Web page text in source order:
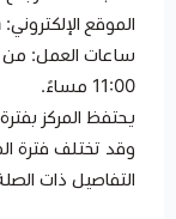
الموقع الإلكتروني: www.aqualite.sa
11:00 مساءً.
وقد تختلف فترة
التفاصيل ذات